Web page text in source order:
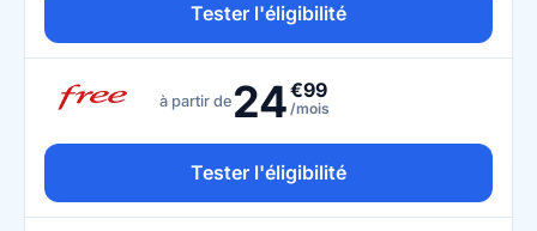
Tester l'éligibilité
à partir de 24€99
/mois
Tester l'éligibilité